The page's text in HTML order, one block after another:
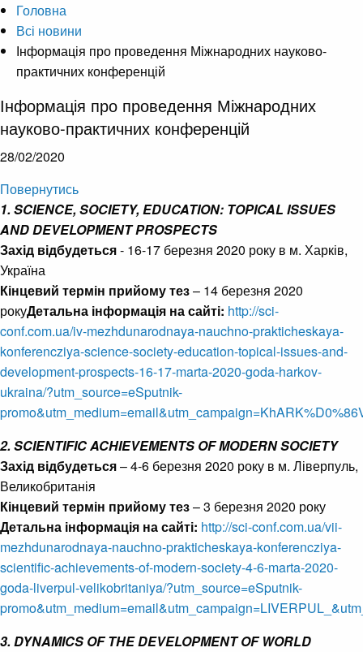
Головна
Всі новини
Інформація про проведення Міжнародних науково-
практичних конференцій
Інформація про проведення Міжнародних
науково-практичних конференцій
28/02/2020
Повернутись
1. SCIENCE, SOCIETY, EDUCATION: TOPICAL ISSUES
AND DEVELOPMENT PROSPECTS
Захід відбудеться‑ 16-17 березня 2020 року в м. Харків,
Україна
Кінцевий термін прийому тез– 14 березня 2020
рокуДетальна інформація на сайті: http://sci-
conf.com.ua/iv-mezhdunarodnaya-nauchno-prakticheskaya-
konferencziya-science-society-education-topical-issues-and-
development-prospects-16-17-marta-2020-goda-harkov-
ukraina/?utm_source=eSputnik-
2. SCIENTIFIC ACHIEVEMENTS OF MODERN SOCIETY
Захід відбудеться– 4‑6 березня 2020 року в м. Ліверпуль,
Великобританія
Кінцевий термін прийому тез– 3 березня 2020 року
Детальна інформація на сайті: http://sci-conf.com.ua/vii-
mezhdunarodnaya-nauchno-prakticheskaya-konferencziya-
scientific-achievements-of-modern-society-4-6-marta-2020-
goda-liverpul-velikobritaniya/?utm_source=eSputnik-
3. DYNAMICS OF THE DEVELOPMENT OF WORLD